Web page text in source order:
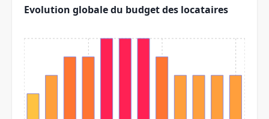
Evolution globale du budget des locataires